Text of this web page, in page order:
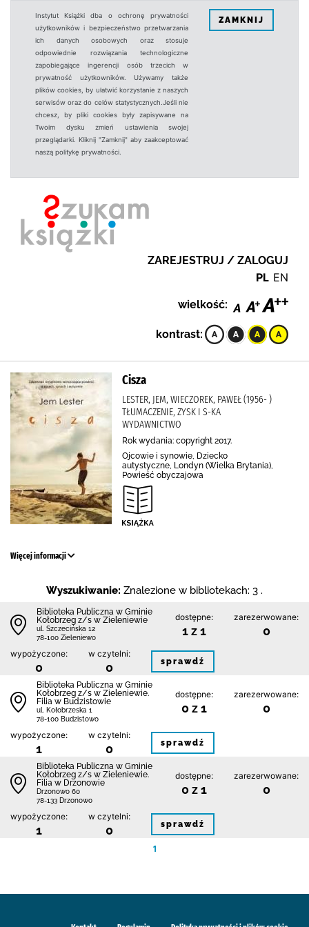
Instytut Książki dba o ochronę prywatności
użytkowników i bezpieczeństwo przetwarzania
ich danych osobowych oraz stosuje
odpowiednie rozwiązania technologiczne
zapobiegające ingerencji osób trzecich w
prywatność użytkowników. Używamy także
plików cookies, by ułatwić korzystanie z naszych
serwisów oraz do celów statystycznych.Jeśli nie
chcesz, by pliki cookies były zapisywane na
Twoim dysku zmień ustawienia swojej
przeglądarki. Kliknij "Zamknij" aby zaakceptować
naszą politykę prywatności.
ZAMKNIJ
ZAREJESTRUJ / ZALOGUJ
PL EN
wielkość:
kontrast:
Cisza
LESTER, JEM, WIECZOREK, PAWEŁ (1956- )
TŁUMACZENIE, ZYSK I S-KA
WYDAWNICTWO
Rok wydania: copyright 2017.
Ojcowie i synowie, Dziecko
autystyczne, Londyn (Wielka Brytania),
Powieść obyczajowa
Więcej informacji
Wyszukiwanie: Znalezione w bibliotekach: 3 .
Biblioteka Publiczna w Gminie
Kołobrzeg z/s w Zieleniewie
ul. Szczecińska 12
78-100 Zieleniewo
dostępne:
1 z 1
zarezerwowane:
0
wypożyczone:
0
w czytelni:
0 sprawdź
Biblioteka Publiczna w Gminie
Kołobrzeg z/s w Zieleniewie.
Filia w Budzistowie
ul. Kołobrzeska 1
78-100 Budzistowo
dostępne:
0 z 1
zarezerwowane:
0
wypożyczone:
1
w czytelni:
0 sprawdź
Biblioteka Publiczna w Gminie
Kołobrzeg z/s w Zieleniewie.
Filia w Drzonowie
Drzonowo 60
78-133 Drzonowo
dostępne:
0 z 1
zarezerwowane:
0
wypożyczone:
1
w czytelni:
0 sprawdź
1